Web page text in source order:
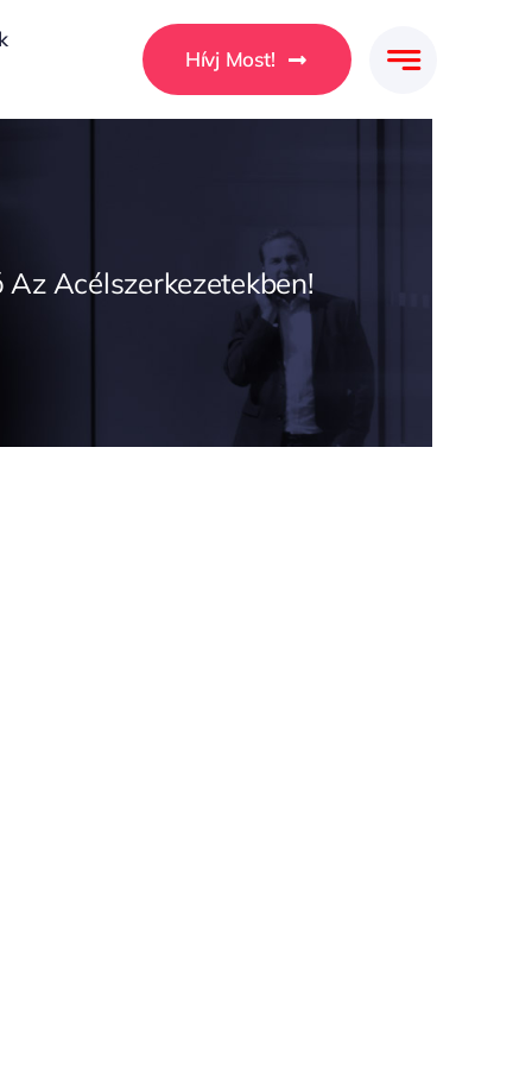
Hívj Most!
Az Acélszerkezetekben!